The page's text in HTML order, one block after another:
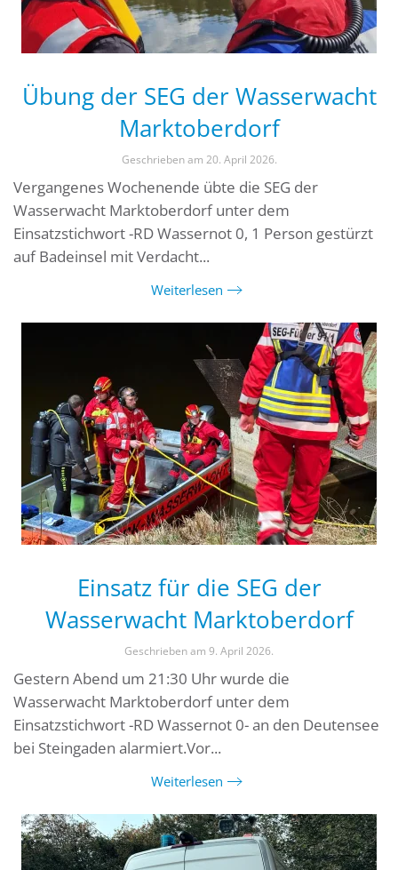
Übung der SEG der Wasserwacht
Marktoberdorf
Geschrieben am 20. April 2026.
Vergangenes Wochenende übte die SEG der
Wasserwacht Marktoberdorf unter dem
Einsatzstichwort -RD Wassernot 0, 1 Person gestürzt
auf Badeinsel mit Verdacht...
Weiterlesen
Einsatz für die SEG der
Wasserwacht Marktoberdorf
Geschrieben am 9. April 2026.
Gestern Abend um 21:30 Uhr wurde die
Wasserwacht Marktoberdorf unter dem
Einsatzstichwort -RD Wassernot 0- an den Deutensee
bei Steingaden alarmiert.Vor...
Weiterlesen